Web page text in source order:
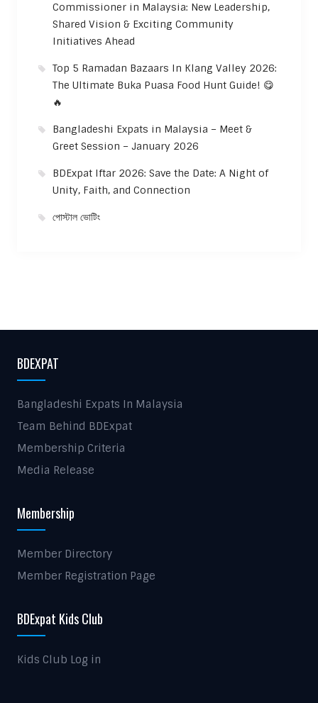
Commissioner in Malaysia: New Leadership,
Shared Vision & Exciting Community
Initiatives Ahead
Top 5 Ramadan Bazaars In Klang Valley 2026:
The Ultimate Buka Puasa Food Hunt Guide! 😋
🔥
Bangladeshi Expats in Malaysia – Meet &
Greet Session – January 2026
BDExpat Iftar 2026: Save the Date: A Night of
Unity, Faith, and Connection
পোস্টাল ভোটিং
BDEXPAT
Bangladeshi Expats In Malaysia
Team Behind BDExpat
Membership Criteria
Media Release
Membership
Member Directory
Member Registration Page
BDExpat Kids Club
Kids Club Log in